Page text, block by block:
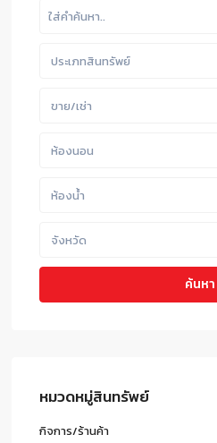
ประเภทสินทรัพย์
ขาย/เช่า
ห้องนอน
ห้องน้ำ
จังหวัด
ค้นหา
หมวดหมู่สินทรัพย์
กิจการ/ร้านค้า